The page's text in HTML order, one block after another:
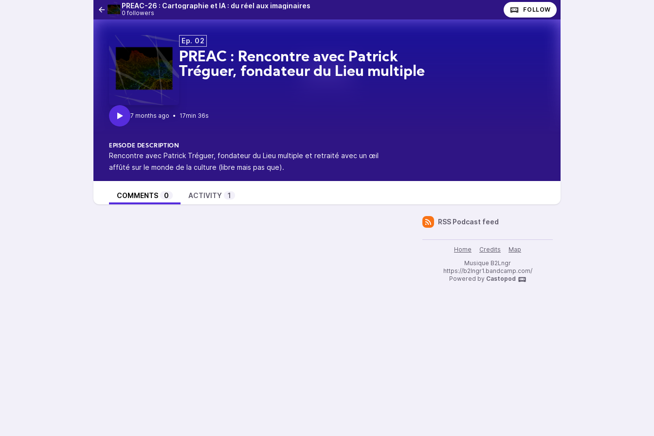
PREAC-26 : Cartographie et IA : du réel aux imaginaires
0 followers FOLLOW
Ep. 02
PREAC : Rencontre avec Patrick
Tréguer, fondateur du Lieu multiple
7 months ago • 17min 36s
EPISODE DESCRIPTION
Rencontre avec Patrick Tréguer, fondateur du Lieu multiple et retraité avec un œil
affûté sur le monde de la culture (libre mais pas que).
COMMENTS 0 ACTIVITY 1
RSS Podcast feed
Home Credits
Map
Musique B2Lngr
https://b2lngr1.bandcamp.com/
Powered by Castopod